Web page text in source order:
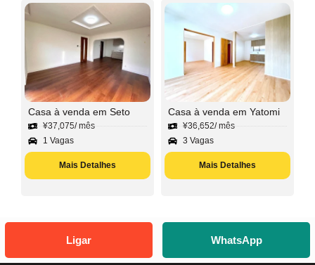
Casa à venda em Seto
¥37,075/ mês
1 Vagas
Mais Detalhes
Casa à venda em Yatomi
¥36,652/ mês
3 Vagas
Mais Detalhes
Ligar WhatsApp